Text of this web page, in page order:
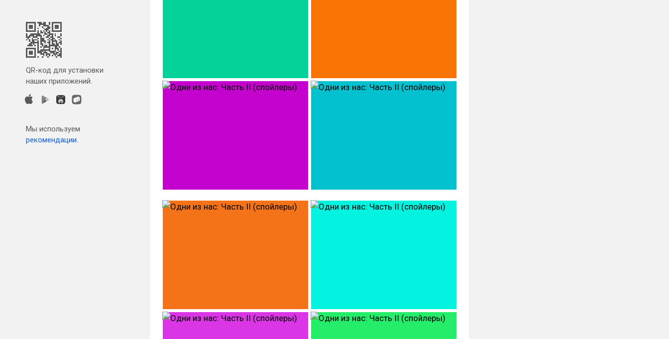
QR-код для установки
наших приложений.
Мы используем
рекомендации.